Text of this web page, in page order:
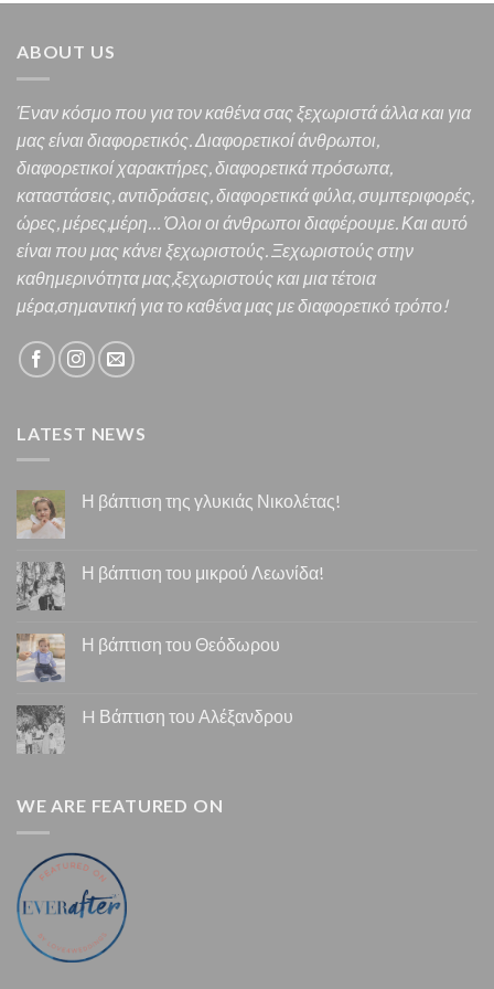
ABOUT US
Έναν κόσμο που για τον καθένα σας ξεχωριστά άλλα και για
μας είναι διαφορετικός. Διαφορετικοί άνθρωποι,
διαφορετικοί χαρακτήρες, διαφορετικά πρόσωπα,
καταστάσεις, αντιδράσεις, διαφορετικά φύλα, συμπεριφορές,
ώρες, μέρες,μέρη… Όλοι οι άνθρωποι διαφέρουμε. Και αυτό
είναι που μας κάνει ξεχωριστούς. Ξεχωριστούς στην
καθημερινότητα μας,ξεχωριστούς και μια τέτοια
μέρα,σημαντική για το καθένα μαςμε διαφορετικό τρόπο!
LATEST NEWS
Η βάπτιση της γλυκιάς Νικολέτας!
Η βάπτιση του μικρού Λεωνίδα!
Η βάπτιση του Θεόδωρου
H Βάπτιση του Αλέξανδρου
WE ARE FEATURED ON